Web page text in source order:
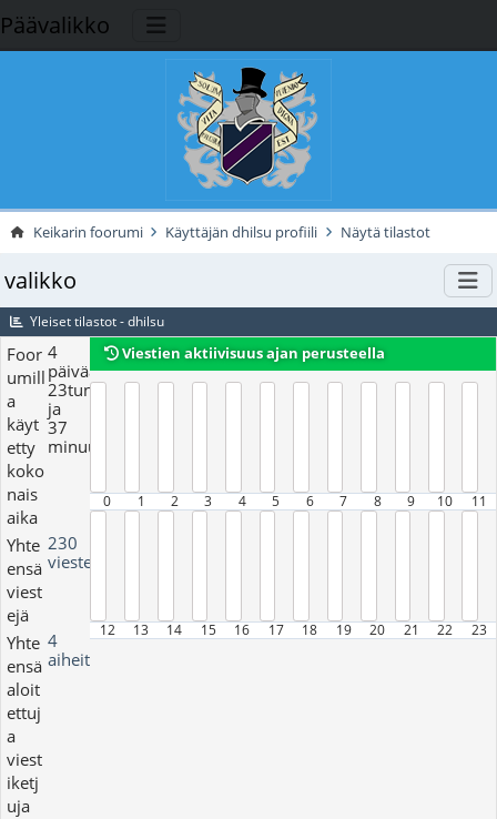
Päävalikko
Keikarin foorumi Käyttäjän dhilsu profiili Näytä tilastot
valikko
Yleiset tilastot - dhilsu
Foor
umill
a
käyt
etty
koko
nais
aika
4
päivää,
23tuntia
ja
37
minuutit
Yhte
ensä
viest
ejä
230
viestejä
Yhte
ensä
aloit
ettuj
a
viest
iketj
uja
4
aiheita
Viestien aktiivisuus ajan perusteella
0 1 2 3 4 5 6 7 8 9 10 11
12 13 14 15 16 17 18 19 20 21 22 23